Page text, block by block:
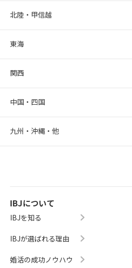
北陸・甲信越
東海
関西
中国・四国
九州・沖縄・他
IBJについて
IBJを知る
IBJが選ばれる理由
婚活の成功ノウハウ